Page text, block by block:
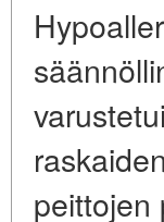
peittojen